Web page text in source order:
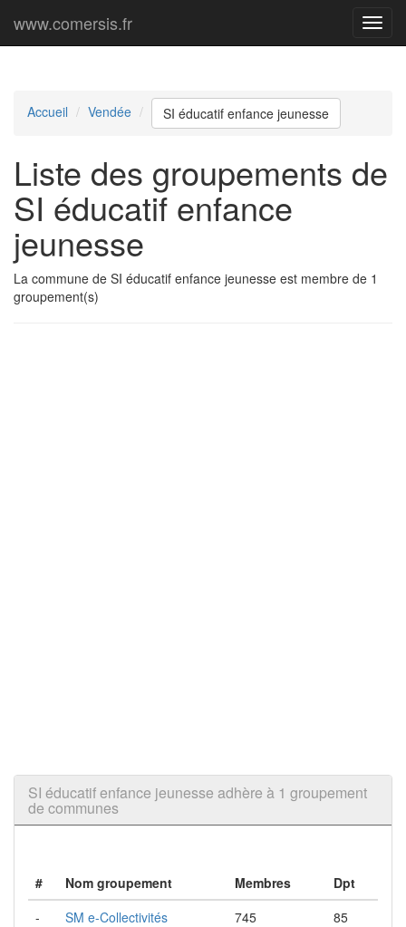
Menu
www.comersis.fr
Accueil Vendée SI éducatif enfance jeunesse
Liste des groupements de
SI éducatif enfance
jeunesse
La commune de SI éducatif enfance jeunesse est membre de 1
groupement(s)
SI éducatif enfance jeunesse adhère à 1 groupement
de communes
# Nom groupement Membres
Dpt
-
SM e-Collectivités 745 85